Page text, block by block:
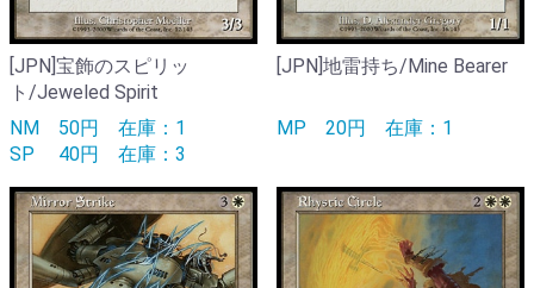
[JPN]宝飾のスピリッ
ト/Jeweled Spirit
NM 50円 在庫：1
SP
40円 在庫：3
[JPN]地雷持ち/Mine Bearer
MP 20円 在庫：1